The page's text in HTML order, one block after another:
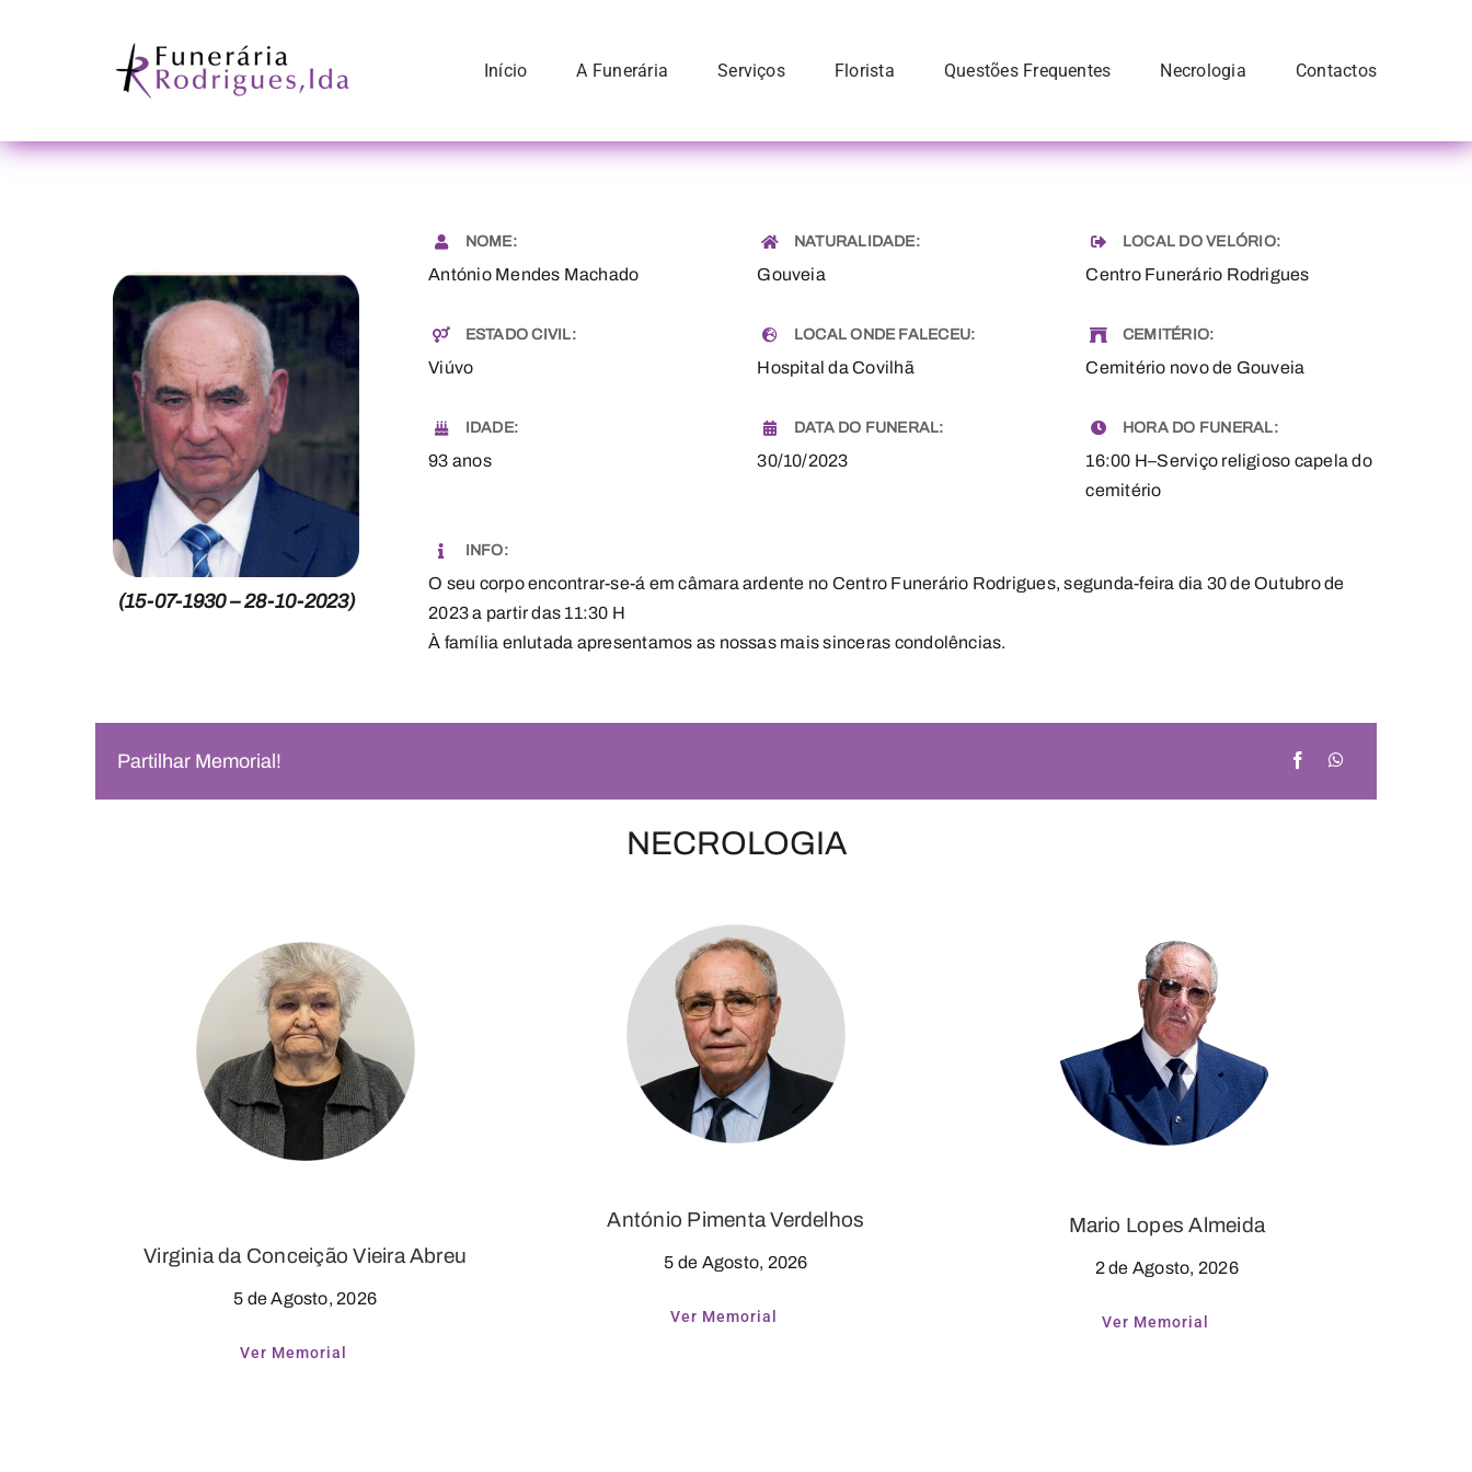
Início A Funerária Serviços Florista Questões Frequentes Necrologia Contactos
(15-07-1930 – 28-10-2023)
NOME:
António Mendes Machado
ESTADO CIVIL:
Viúvo
IDADE:
93 anos
NATURALIDADE:
Gouveia
LOCAL ONDE FALECEU:
Hospital da Covilhã
DATA DO FUNERAL:
30/10/2023
LOCAL DO VELÓRIO:
Centro Funerário Rodrigues
CEMITÉRIO:
Cemitério novo de Gouveia
HORA DO FUNERAL:
16:00 H–Serviço religioso capela do
cemitério
INFO:
O seu corpo encontrar-se-á em câmara ardente no Centro Funerário Rodrigues, segunda-feira dia 30 de Outubro de
2023 a partir das 11:30 H
À família enlutada apresentamos as nossas mais sinceras condolências.
Partilhar Memorial!
NECROLOGIA
Virginia da Conceição Vieira Abreu
5 de Agosto, 2026
Ver Memorial
António Pimenta Verdelhos
5 de Agosto, 2026
Ver Memorial
Mario Lopes Almeida
2 de Agosto, 2026
Ver Memorial